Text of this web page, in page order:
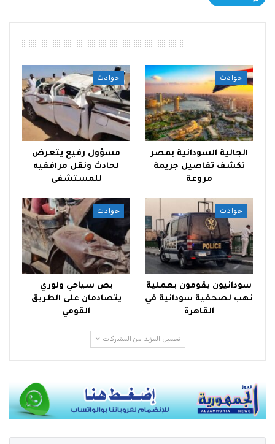
حوادث
الجالية السودانية بمصر
تكشف تفاصيل جريمة
مروعة
حوادث
مسؤول رفيع يتعرض
لحادث ونقل مرافقيه
للمستشفى
حوادث
سودانيون يقومون بعملية
نهب لصحفية سودانية في
القاهرة
حوادث
بص سياحي ولوري
يتصادمان على الطريق
القومي
تحميل المزيد من المشاركات